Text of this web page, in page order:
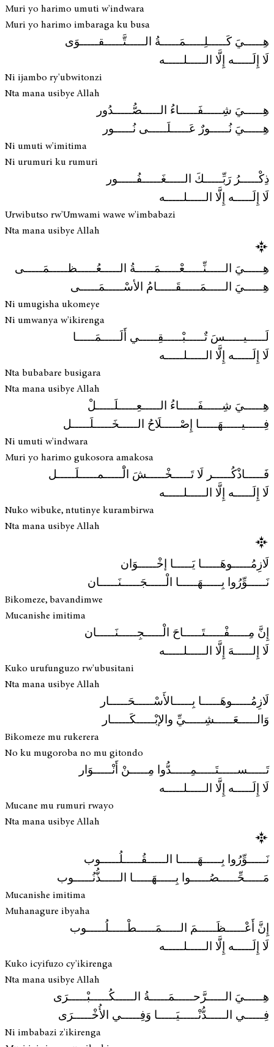
Muri yo harimo umuti w'indwara
Muri yo harimo imbaraga ku busa
هِـــــيَ كَـــــلِـــــمَـــــةُ الـــــتَّـــــقـــــوَى
لَا إِلَـــــه إِلَّا الـــــلـــــه
Ni ijambo ry'ubwitonzi
Nta mana usibye Allah
هِـــــيَ شِـــــفَـــــاءُ الـــــصُّـــــدُور
هِـــــيَ نُـــــورٌ عَـــــلَـــــى نُـــــور
Ni umuti w'imitima
Ni urumuri ku rumuri
ذِكْـــــرُ رَبِّـــــكَ الـــــغَـــــفُـــــور
لَا إِلَـــــه إِلَّا الـــــلـــــه
Urwibutso rw'Umwami wawe w'imbabazi
Nta mana usibye Allah
هِـــــيَ الـــــنِّـــــعْـــــمَـــــةُ الـــــعُـــــظـــــمَـــــى
هِـــــيَ الـــــمَـــــقَـــــامُ الأسْـــــمَـــــى
Ni umugisha ukomeye
Ni umwanya w'ikirenga
لَـــــيـــــسَ تٌـــــبْـــــقِـــــي أَلَـــــمَـــــا
لَا إِلَـــــه إِلَّا الـــــلـــــه
Nta bubabare busigara
Nta mana usibye Allah
هِـــــيَ شِـــــفَـــــاءُ الـــــعِـــــلَـــــلْ
فِـــــيـــــهَـــــا إِصْـــــلَاحُ الـــــخَـــــلَـــــل
Ni umuti w'indwara
Muri yo harimo gukosora amakosa
فَـــــاذْكُـــــر لَا تَـــــخْـــــشَ الَْـــــمـــــلَـــــل
لَا إِلَـــــه إِلَّا الـــــلـــــه
Nuko wibuke, ntutinye kurambirwa
Nta mana usibye Allah
لَازِمُـــــوهَـــــا يَـــــا إخْـــــوَان
نَـــــوِّرُوا بِـــــهَـــــا الْـــــجَـــــنَـــــان
Bikomeze, bavandimwe
Mucanishe imitima
إِنَّ مِـــــفْـــــتَـــــاحَ الْـــــجِـــــنَـــــان
لَا إِلـــــهَ إِلَّا الـــــلـــــه
Kuko urufunguzo rw'ubusitani
Nta mana usibye Allah
لَازِمُـــــوهَـــــا بِـــــالأَسْـــــحَـــــار
وَالـــــعَـــــشِـــــيِّ والإبْـــــكَـــــار
Bikomeze mu rukerera
No ku mugoroba no mu gitondo
تَـــــســـــتَـــــمِـــــدُّوا مِـــــنْ أَنْـــــوَار
لَا إِلَـــــه إِلَّا الـــــلـــــه
Mucane mu rumuri rwayo
Nta mana usibye Allah
نَـــــوِّرُوا بِـــــهَـــــا الـــــقُـــــلُـــــوب
مَـــــحِّـــــصُـــــوا بِـــــهَـــــا الـــــذُّنُـــــوب
Mucanishe imitima
Muhanagure ibyaha
إِنَّ أَعْـــــظَـــــمَ الـــــمَـــــطْـــــلُـــــوب
لَا إِلَـــــه إِلَّا الـــــلـــــه
Kuko icyifuzo cy'ikirenga
Nta mana usibye Allah
هِـــــيَ الـــــرَّحـــــمَـــــةُ الـــــكُـــــبْـــــرَى
فِـــــي الـــــدُّنْـــــيَـــــا وَفِـــــي الأُخْـــــرَى
Ni imbabazi z'ikirenga